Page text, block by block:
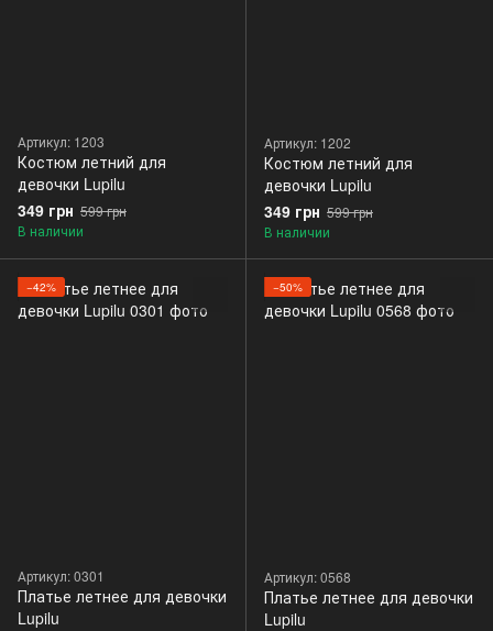
Артикул: 1203
Костюм летний для
девочки Lupilu
349 грн 599 грн
В наличии
Артикул: 1202
Костюм летний для
девочки Lupilu
349 грн 599 грн
В наличии
−42%
Артикул: 0301
Платье летнее для девочки
Lupilu
−50%
Артикул: 0568
Платье летнее для девочки
Lupilu